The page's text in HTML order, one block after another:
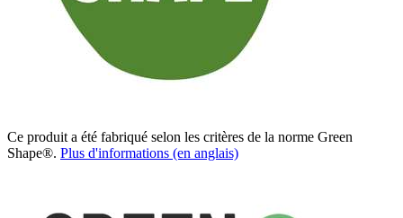
Ce produit a été fabriqué selon les critères de la norme Green
Shape®. Plus d'informations (en anglais)